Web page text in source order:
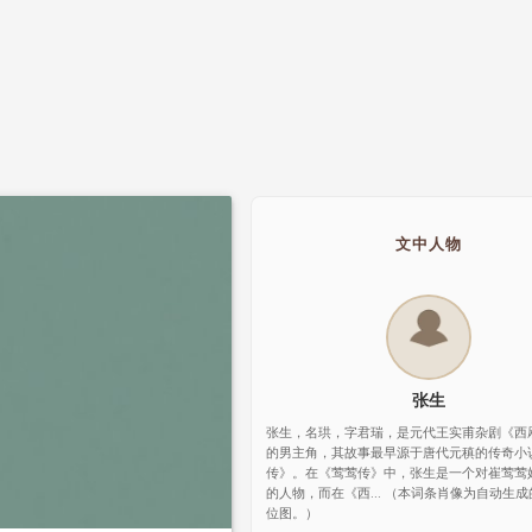
文中人物
张生
张生，名珙，字君瑞，是元代王实甫杂剧《西
的男主角，其故事最早源于唐代元稹的传奇小
传》。在《莺莺传》中，张生是一个对崔莺莺
的人物，而在《西... （本词条肖像为自动生成
位图。）